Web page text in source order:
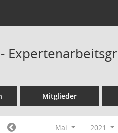
Mitglieder
Mai 2021